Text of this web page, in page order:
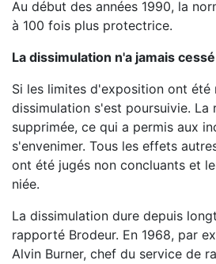
Au début des années 1990, la
à 100 fois plus protectrice.
La dissimulation n'a jamais cessé
Si les limites d'exposition ont été
dissimulation s'est poursuivie. La
supprimée, ce qui a permis aux
s'envenimer. Tous les effets
ont été jugés non concluants et
niée.
La dissimulation dure depuis
rapporté Brodeur. En 1968, par
Alvin Burner, chef du service de